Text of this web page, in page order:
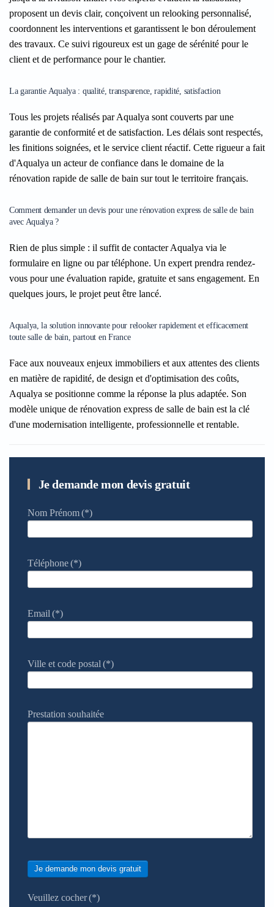
proposent un devis clair, conçoivent un relooking personnalisé,
coordonnent les interventions et garantissent le bon déroulement
des travaux. Ce suivi rigoureux est un gage de sérénité pour le
client et de performance pour le chantier.
La garantie Aqualya : qualité, transparence, rapidité, satisfaction
Tous les projets réalisés par Aqualya sont couverts par une
garantie de conformité et de satisfaction. Les délais sont respectés,
les finitions soignées, et le service client réactif. Cette rigueur a fait
d'Aqualya un acteur de confiance dans le domaine de la
rénovation rapide de salle de bain sur tout le territoire français.
Comment demander un devis pour une rénovation express de salle de bain
avec Aqualya ?
Rien de plus simple : il suffit de contacter Aqualya via le
formulaire en ligne ou par téléphone. Un expert prendra rendez-
vous pour une évaluation rapide, gratuite et sans engagement. En
quelques jours, le projet peut être lancé.
Aqualya, la solution innovante pour relooker rapidement et efficacement
toute salle de bain, partout en France
Face aux nouveaux enjeux immobiliers et aux attentes des clients
en matière de rapidité, de design et d'optimisation des coûts,
Aqualya se positionne comme la réponse la plus adaptée. Son
modèle unique de rénovation express de salle de bain est la clé
d'une modernisation intelligente, professionnelle et rentable.
Je demande mon devis gratuit
Nom Prénom(*)
Téléphone(*)
Email (*)
Ville et code postal (*)
Prestation souhaitée
Je demande mon devis gratuit
Veuillez cocher(*)